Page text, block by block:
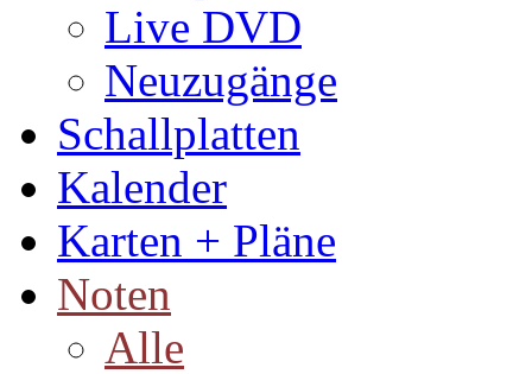
Live DVD
Neuzugänge
Schallplatten
Kalender
Karten + Pläne
Noten
Alle